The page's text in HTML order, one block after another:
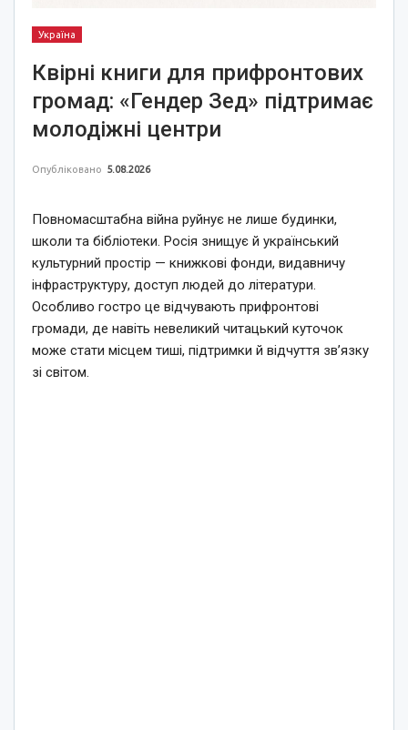
Україна
Квірні книги для прифронтових
громад: «Гендер Зед» підтримає
молодіжні центри
Опубліковано 5.08.2026
Повномасштабна війна руйнує не лише будинки,
школи та бібліотеки. Росія знищує й український
культурний простір — книжкові фонди, видавничу
інфраструктуру, доступ людей до літератури.
Особливо гостро це відчувають прифронтові
громади, де навіть невеликий читацький куточок
може стати місцем тиші, підтримки й відчуття зв’язку
зі світом.